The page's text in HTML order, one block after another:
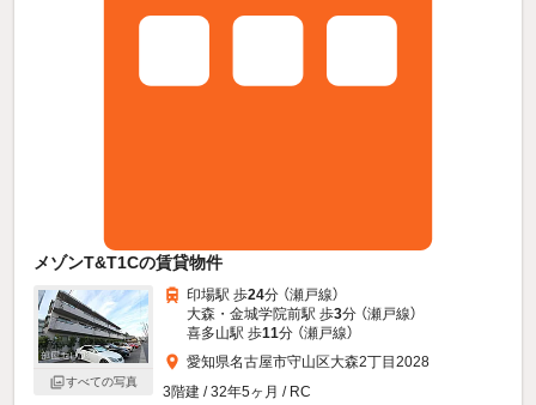
メゾンT&T1Cの賃貸物件
すべての写真
印場駅 歩24分 （瀬戸線）
大森・金城学院前駅 歩3分 （瀬戸線）
喜多山駅 歩11分 （瀬戸線）
愛知県名古屋市守山区大森2丁目2028
3階建 / 32年5ヶ月 / RC